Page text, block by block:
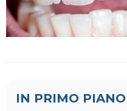
IN PRIMO PIANO